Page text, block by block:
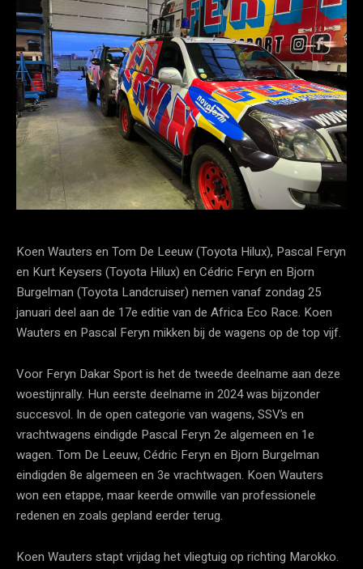
Koen Wauters en Tom De Leeuw (Toyota Hilux), Pascal Feryn
en Kurt Keysers (Toyota Hilux) en Cédric Feryn en Bjorn
Burgelman (Toyota Landcruiser) nemen vanaf zondag 25
januari deel aan de 17e editie van de Africa Eco Race. Koen
Wauters en Pascal Feryn mikken bij de wagens op de top vijf.
Voor Feryn Dakar Sport is het de tweede deelname aan deze
woestijnrally. Hun eerste deelname in 2024 was bijzonder
succesvol. In de open categorie van wagens, SSV’s en
vrachtwagens eindigde Pascal Feryn 2e algemeen en 1e
wagen. Tom De Leeuw, Cédric Feryn en Bjorn Burgelman
eindigden 8e algemeen en 3e vrachtwagen. Koen Wauters
won een etappe, maar keerde omwille van professionele
redenen en zoals gepland eerder terug.
Koen Wauters stapt vrijdag het vliegtuig op richting Marokko.